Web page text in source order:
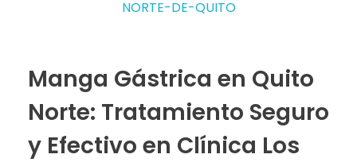
Manga Gástrica en Quito
Norte: Tratamiento Seguro
y Efectivo en Clínica Los